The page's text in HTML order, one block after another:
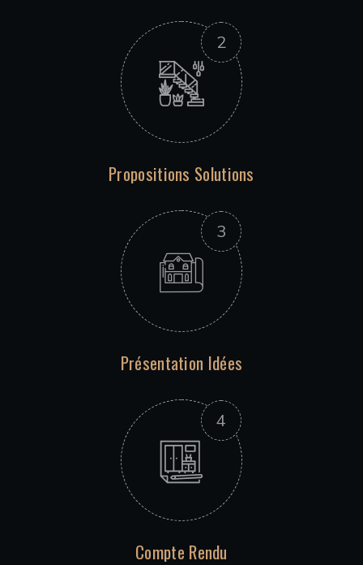
Propositions Solutions
Présentation Idées
Compte Rendu